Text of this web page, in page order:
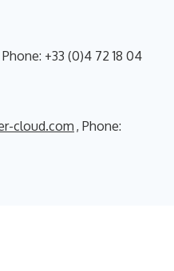
Phone: +33 (0)4 72 18 04
cloud.com , Phone: